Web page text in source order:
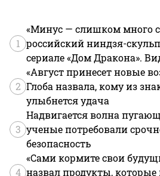
1
«Минус — слишком много
российский ниндзя-
сериале «Дом Дракона».
2
«Август принесет новые
Глоба назвала, кому из
улыбнется удача
3
Надвигается волна
ученые потребовали
безопасность
4
«Сами кормите свои
назвал продукты, которые